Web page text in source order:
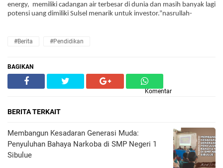
energy, memiliki cadangan air terbesar di dunia dan masih banyak lagi
potensi uang dimiliki Sulsel menarik untuk investor.”nasrullah-
#Berita #Pendidikan
BAGIKAN
Komentar
BERITA TERKAIT
Membangun Kesadaran Generasi Muda:
Penyuluhan Bahaya Narkoba di SMP Negeri 1
Sibulue